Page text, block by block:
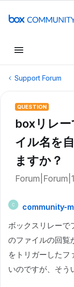
Support Forum
QUESTION
boxリレ
イル名を
ますか？
C
community-
ボックスリレーで
のファイルの回覧
をトリガーしたフ
いのですが、そう